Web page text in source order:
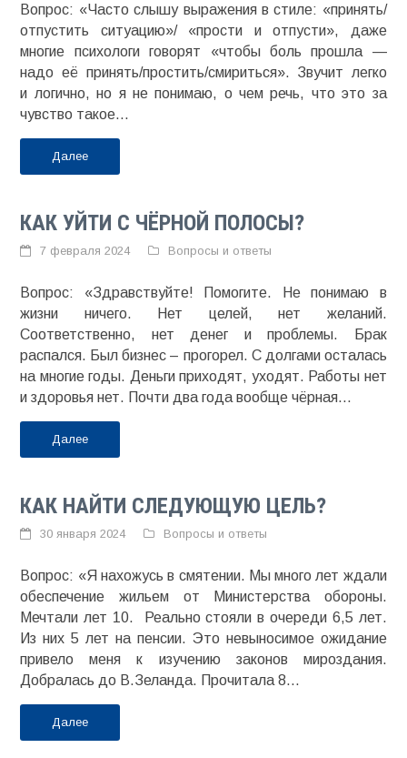
Вопрос: «Часто слышу выражения в стиле: «принять/
отпустить ситуацию»/ «прости и отпусти», даже
многие психологи говорят «чтобы боль прошла —
надо её принять/простить/смириться». Звучит легко
и логично, но я не понимаю, о чем речь, что это за
чувство такое...
Далее
КАК УЙТИ С ЧЁРНОЙ ПОЛОСЫ?
7 февраля 2024 Вопросы и ответы
Вопрос: «Здравствуйте! Помогите. Не понимаю в
жизни ничего. Нет целей, нет желаний.
Соответственно, нет денег и проблемы. Брак
распался. Был бизнес – прогорел. С долгами осталась
на многие годы. Деньги приходят, уходят. Работы нет
и здоровья нет. Почти два года вообще чёрная...
Далее
КАК НАЙТИ СЛЕДУЮЩУЮ ЦЕЛЬ?
30 января 2024 Вопросы и ответы
Вопрос: «Я нахожусь в смятении. Мы много лет ждали
обеспечение жильем от Министерства обороны.
Мечтали лет 10. Реально стояли в очереди 6,5 лет.
Из них 5 лет на пенсии. Это невыносимое ожидание
привело меня к изучению законов мироздания.
Добралась до В.Зеланда. Прочитала 8...
Далее